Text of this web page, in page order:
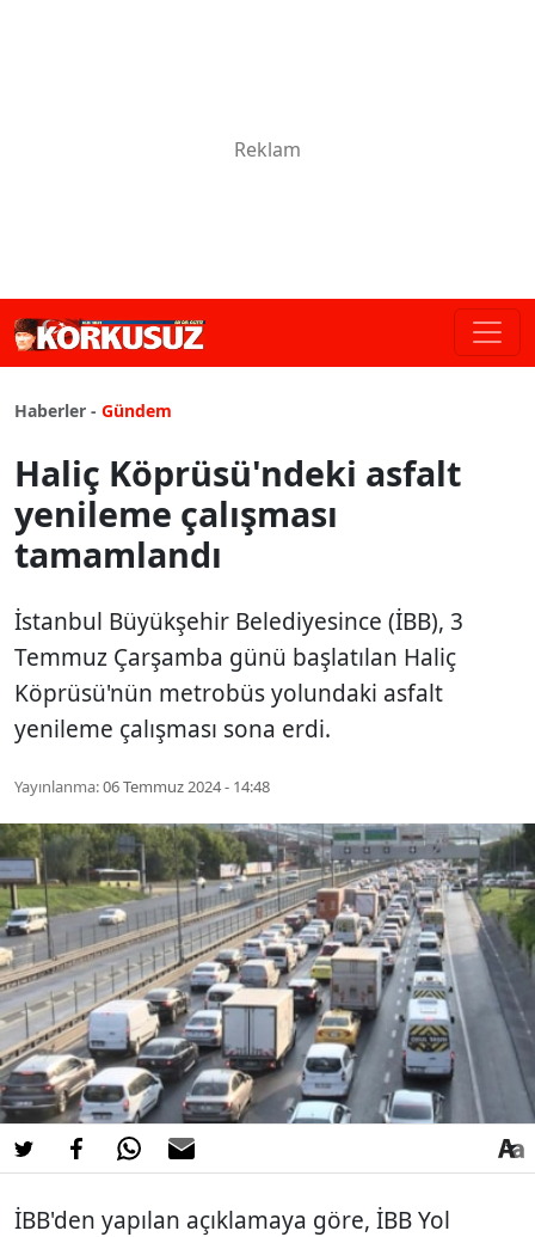
Haberler - Gündem
Haliç Köprüsü'ndeki asfalt
yenileme çalışması
tamamlandı
İstanbul Büyükşehir Belediyesince (İBB), 3
Temmuz Çarşamba günü başlatılan Haliç
Köprüsü'nün metrobüs yolundaki asfalt
yenileme çalışması sona erdi.
Yayınlanma:06 Temmuz 2024 - 14:48
İBB'den yapılan açıklamaya göre, İBB Yol